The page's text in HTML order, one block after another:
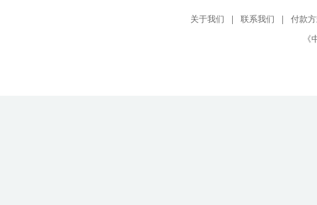
关于我们 | 联系我们 |
付款